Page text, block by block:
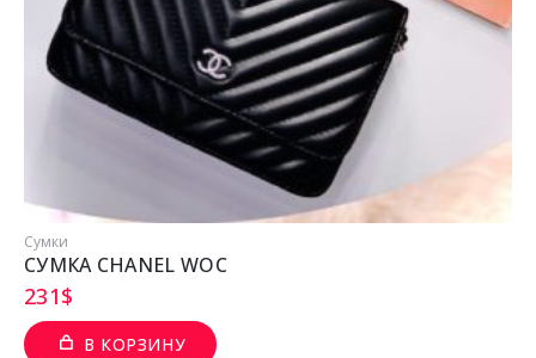
Сумки
СУМКА CHANEL WOC
231$
В КОРЗИНУ